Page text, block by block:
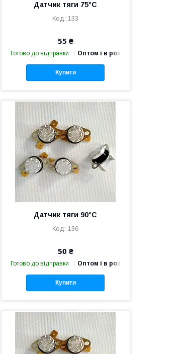
Датчик тяги 75°С
133
55 ₴
Готово до відправки Оптом і в роздріб
Купити
Датчик тяги 90°С
136
50 ₴
Готово до відправки Оптом і в роздріб
Купити